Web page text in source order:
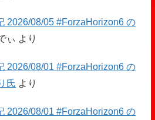
2026/08/05 #ForzaHorizon6 の
ぃ より
2026/08/01 #ForzaHorizon6 の
氏 より
2026/08/01 #ForzaHorizon6 の